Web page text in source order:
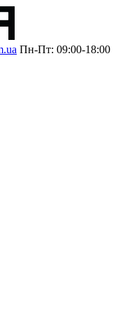
Пн-Пт: 09:00-18:00